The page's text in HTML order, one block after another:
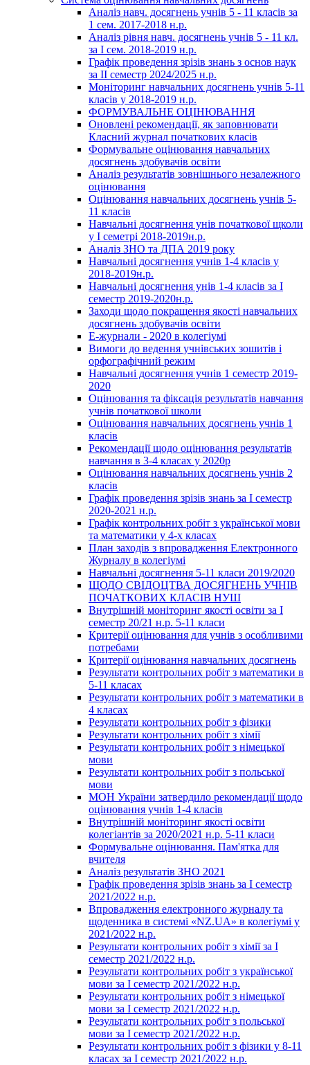
Аналіз навч. досягнень учнів 5 - 11 класів за
1 сем. 2017-2018 н.р.
Аналіз рівня навч. досягнень учнів 5 - 11 кл.
за І сем. 2018-2019 н.р.
Графік проведення зрізів знань з основ наук
за ІІ семестр 2024/2025 н.р.
Моніторинг навчальних досягнень учнів 5-11
класів у 2018-2019 н.р.
ФОРМУВАЛЬНЕ ОЦІНЮВАННЯ
Оновлені рекомендації, як заповнювати
Класний журнал початкових класів
Формувальне оцінювання навчальних
досягнень здобувачів освіти
Аналіз результатів зовнішнього незалежного
оцінювання
Оцінювання навчальних досягнень учнів 5-
11 класів
Навчальні досягнення унів початкової щколи
у І семетрі 2018-2019н.р.
Аналіз ЗНО та ДПА 2019 року
Навчальні досягнення учнів 1-4 класів у
2018-2019н.р.
Навчальні досягнення унів 1-4 класів за І
семестр 2019-2020н.р.
Заходи щодо покращення якості навчальних
досягнень здобувачів освіти
Е-журнали - 2020 в колегіумі
Вимоги до ведення учнівських зошитів і
орфографічний режим
Навчальні досягнення учнів 1 семестр 2019-
2020
Оцінювання та фіксація результатів навчання
учнів початкової школи
Оцінювання навчальних досягнень учнів 1
класів
Рекомендації щодо оцінювання результатів
навчання в 3-4 класах у 2020р
Оцінювання навчальних досягнень учнів 2
класів
Графік проведення зрізів знань за І семестр
2020-2021 н.р.
Графік контрольних робіт з української мови
та математики у 4-х класах
План заходів з впровадження Електронного
Журналу в колегіумі
Навчальні досягнення 5-11 класи 2019/2020
ЩОДО СВІДОЦТВА ДОСЯГНЕНЬ УЧНІВ
ПОЧАТКОВИХ КЛАСІВ НУШ
Внутрішній моніторинг якості освіти за І
семестр 20/21 н.р. 5-11 класи
Критерії оцінювання для учнів з особливими
потребами
Критерії оцінювання навчальних досягнень
Результати контрольних робіт з математики в
5-11 класах
Результати контрольних робіт з математики в
4 класах
Результати контрольних робіт з фізики
Результати контрольних робіт з хімії
Результати контрольних робіт з німецької
мови
Результати контрольних робіт з польської
мови
МОН України затвердило рекомендації щодо
оцінювання учнів 1-4 класів
Внутрішній моніторинг якості освіти
колегіантів за 2020/2021 н.р. 5-11 класи
Формувальне оцінювання. Пам'ятка для
вчителя
Аналіз результатів ЗНО 2021
Графік проведення зрізів знань за І семестр
2021/2022 н.р.
Впровадження електронного журналу та
щоденника в системі «NZ.UA» в колегіумі у
2021/2022 н.р.
Результати контрольних робіт з хімії за І
семестр 2021/2022 н.р.
Результати контрольних робіт з української
мови за І семестр 2021/2022 н.р.
Результати контрольних робіт з німецької
мови за І семестр 2021/2022 н.р.
Результати контрольних робіт з польської
мови за І семестр 2021/2022 н.р.
Результати контрольних робіт з фізики у 8-11
класах за І семестр 2021/2022 н.р.